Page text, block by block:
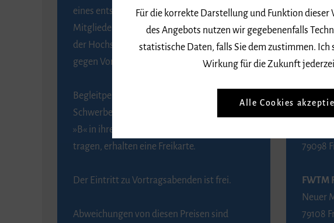
eines entsprechenden Nachweises, 6 € für
Mitglieder der Gesellschaft zur Förderung
der Hochschule für Musik Freiburg e. V.
gegen Vorlage des Mitgliedsausweises.
Begleitpersonen von Menschen mit
Schwerbehinderung, die das Merkzeichen
»B« in ihrem Schwerbehindertenausweis
tragen, erhalten eine Freikarte.
Der Eintritt zu Vortragsabenden ist frei.
Abweichungen von diesen Preisen sind
BZ-
Kaiser-
79098
Telefon
79098
Neuer
79108
Für die korrekte Darstellung und Funktion
des Angebots nutzen wir gegebenenfalls
statistische Daten, falls Sie dem zustimmen.
Wirkung für die Zukunft
Alle Cookies